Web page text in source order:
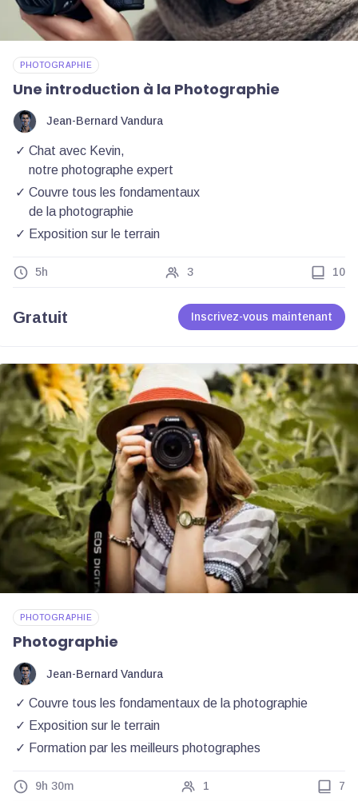
PHOTOGRAPHIE
Une introduction à la Photographie
Jean-Bernard Vandura
Chat avec Kevin,
notre photographe expert
Couvre tous les fondamentaux
de la photographie
Exposition sur le terrain
5h 3 10
Gratuit Inscrivez-vous maintenant
PHOTOGRAPHIE
Photographie
Jean-Bernard Vandura
Couvre tous les fondamentaux de la photographie
Exposition sur le terrain
Formation par les meilleurs photographes
9h 30m 1 7